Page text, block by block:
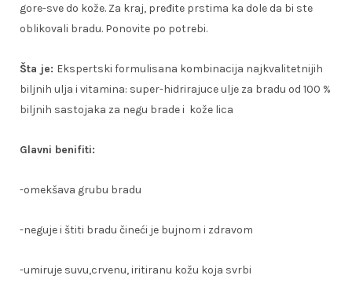
gore-sve do kože. Za kraj, pređite prstima ka dole da bi ste
oblikovali bradu. Ponovite po potrebi.
Šta je: Ekspertski formulisana kombinacija najkvalitetnijih
biljnih ulja i vitamina: super-hidrirajuce ulje za bradu od 100 %
biljnih sastojaka za negu brade i kože lica
Glavni benifiti:
-omekšava grubu bradu
-neguje i štiti bradu čineći je bujnom i zdravom
-umiruje suvu,crvenu, iritiranu kožu koja svrbi